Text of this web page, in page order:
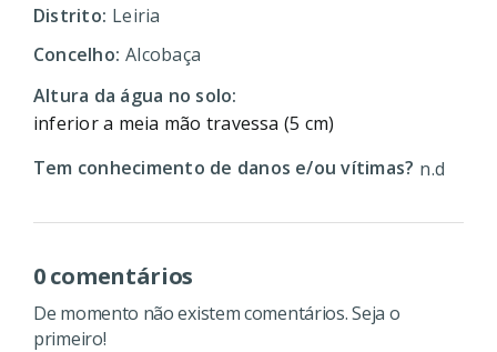
Distrito: Leiria
Concelho: Alcobaça
Altura da água no solo:
inferior a meia mão travessa (5 cm)
Tem conhecimento de danos e/ou vítimas? n.d
0 comentários
De momento não existem comentários. Seja o
primeiro!